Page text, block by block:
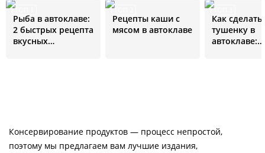
ТОП 1
Рыба в автоклаве:
2 быстрых рецепта
вкусных
ТОП 2
Рецепты каши с
мясом в автоклаве
ТОП 3
Как сделать
тушенку в
автоклаве:
Консервирование продуктов — процесс непростой,
поэтому мы предлагаем вам лучшие издания,